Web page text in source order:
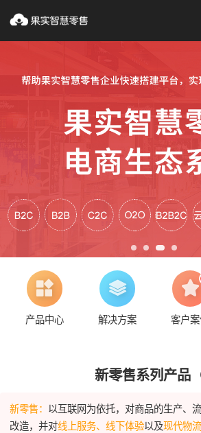

产品中心

解决方案

客户案
新零售系列产品
新零售： 以互联网为依托，对商品的生产、
改造，并对线上服务、线下体验以及现代物流